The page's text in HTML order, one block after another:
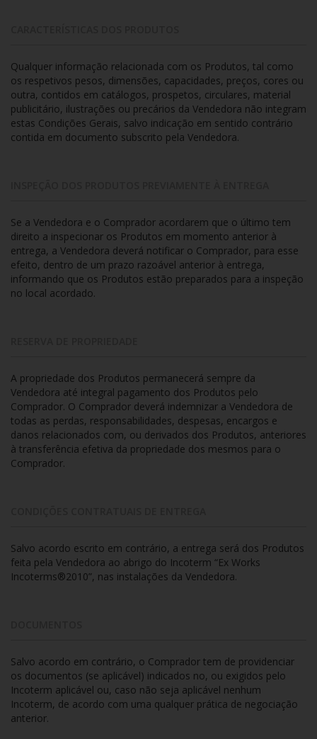
Qualquer informação relacionada com os Produtos, tal como
os respetivos pesos, dimensões, capacidades, preços, cores ou
outra, contidos em catálogos, prospetos, circulares, material
publicitário, ilustrações ou precários da Vendedora não integram
estas Condições Gerais, salvo indicação em sentido contrário
contida em documento subscrito pela Vendedora.
Se a Vendedora e o Comprador acordarem que o último tem
direito a inspecionar os Produtos em momento anterior à
entrega, a Vendedora deverá notificar o Comprador, para esse
efeito, dentro de um prazo razoável anterior à entrega,
informando que os Produtos estão preparados para a inspeção
no local acordado.
A propriedade dos Produtos permanecerá sempre da
Vendedora até integral pagamento dos Produtos pelo
Comprador. O Comprador deverá indemnizar a Vendedora de
todas as perdas, responsabilidades, despesas, encargos e
danos relacionados com, ou derivados dos Produtos, anteriores
à transferência efetiva da propriedade dos mesmos para o
Comprador.
Salvo acordo escrito em contrário, a entrega será dos Produtos
feita pela Vendedora ao abrigo do Incoterm “Ex Works
Incoterms®2010”, nas instalações da Vendedora.
Salvo acordo em contrário, o Comprador tem de providenciar
os documentos (se aplicável) indicados no, ou exigidos pelo
Incoterm aplicável ou, caso não seja aplicável nenhum
Incoterm, de acordo com uma qualquer prática de negociação
anterior.